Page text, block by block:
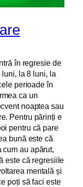
în regresie de
la 8 luni, la
perioade în
ca un
noaptea sau
Pentru părinți e
pentru că pare
bună este că
au apărut,
este că regresiile
mentală și
poți să faci este